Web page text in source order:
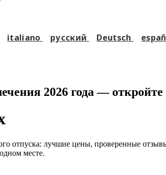
italiano русский Deutsch
2026 года —
отпуска: лучшие цены, проверенные
месте.